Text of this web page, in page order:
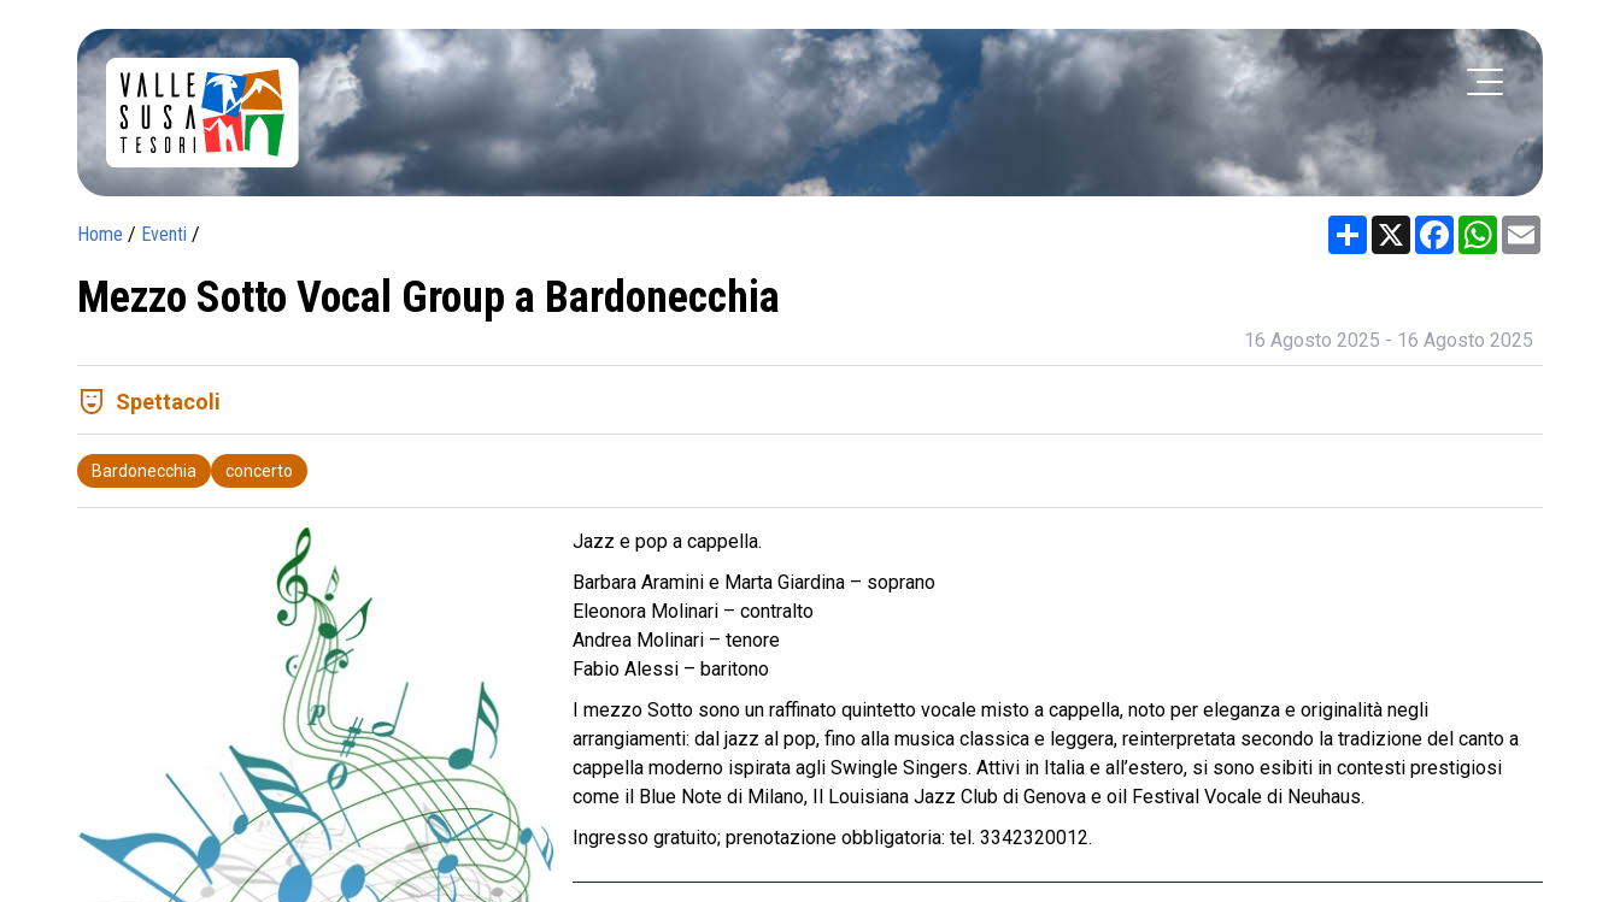
Home / Eventi / Share X FacebookWhatsApp
Mezzo Sotto Vocal Group a Bardonecchia
16 Agosto 2025 - 16 Agosto 2025
comedy_mask Spettacoli
Bardonecchia concerto
Jazz e pop a cappella.
Barbara Aramini e Marta Giardina – soprano
Eleonora Molinari – contralto
Andrea Molinari – tenore
Fabio Alessi – baritono
I mezzo Sotto sono un raffinato quintetto vocale misto a cappella, noto per eleganza e originalità negli
arrangiamenti: dal jazz al pop, fino alla musica classica e leggera, reinterpretata secondo la tradizione del canto a
cappella moderno ispirata agli Swingle Singers. Attivi in Italia e all’estero, si sono esibiti in contesti prestigiosi
come il Blue Note di Milano, Il Louisiana Jazz Club di Genova e oil Festival Vocale di Neuhaus.
Ingresso gratuito; prenotazione obbligatoria: tel. 3342320012.